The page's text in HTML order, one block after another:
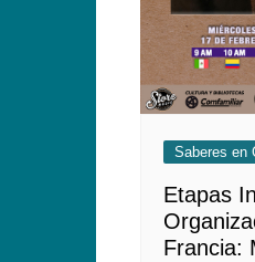
Saberes en
Etapas
Francia: